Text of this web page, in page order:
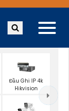
Đầu Ghi IP 4k
Hikvision